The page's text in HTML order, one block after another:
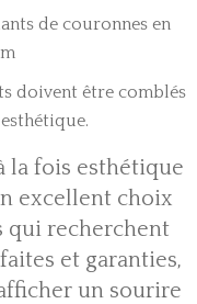
de couronnes en
doivent être comblés
la fois esthétique
excellent choix
qui recherchent
et garanties,
un sourire